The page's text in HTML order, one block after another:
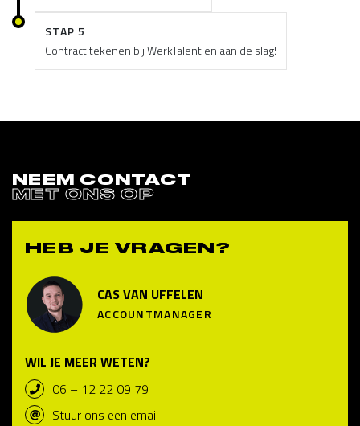
STAP 5
Contract tekenen bij WerkTalent en aan de slag!
NEEM CONTACT
MET ONS OP
HEB JE VRAGEN?
CAS VAN UFFELEN
ACCOUNTMANAGER
WIL JE MEER WETEN?
06 – 12 22 09 79
Stuur ons een email